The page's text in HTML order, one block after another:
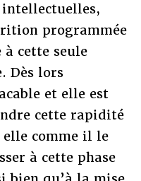
programmée
cette seule
Dès lors
et elle est
cette rapidité
comme il le
à cette phase